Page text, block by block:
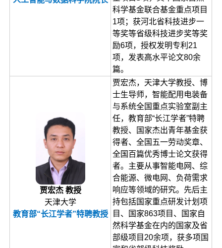
科学基金联合基金重点项目
1项；获河北省科技进步一
等奖等省级科技进步奖等奖
励6项，授权发明专利21
项，发表高水平论文80余
篇。
贾宏杰 教授
天津大学
教育部“长江学者”特聘教授
贾宏杰，天津大学教授、博
士生导师，智能配用电装备
与系统全国重点实验室副主
任，教育部“长江学者”特聘
教授、国家杰出青年基金获
得者、全国五一劳动奖章、
全国百篇优秀博士论文获得
者。主要从事智能电网、综
合能源、微电网、负荷需求
响应等领域的研究。先后主
持包括国家重点研发计划项
目、国家863项目、国家自
然科学基金在内的国家及省
部级项目20余项，获多项国